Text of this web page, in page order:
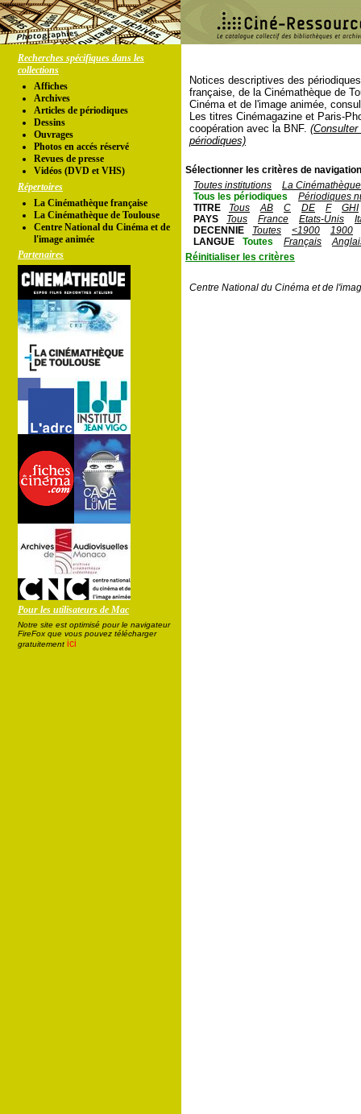
Recherches spécifiques dans les
collections
Affiches
Archives
Articles de périodiques
Dessins
Ouvrages
Photos en accés réservé
Revues de presse
Vidéos (DVD et VHS)
Répertoires
La Cinémathèque française
La Cinémathèque de Toulouse
Centre National du Cinéma et de
l'image animée
Partenaires
Pour les utilisateurs de Mac
Notre site est optimisé pour le navigateur
FireFox que vous pouvez télécharger
gratuitement ici
Notices descriptives des
française, de la Cinémathèque de
Cinéma et de l'image animée,
Les titres Cinémagazine et Paris-
coopération avec la BNF.
périodiques)
Sélectionner les critères de
Toutes institutions
La
Tous les périodiques
Périodiques
TITRE
Tous AB C DE F
GHI
PAYS
Tous France Etats-Unis
DECENNIE
Toutes <1900
1900
LANGUE
Toutes Français
Réinitialiser les critères
Centre National du Cinéma et de